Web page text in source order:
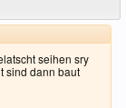
seihen sry
sind dann baut